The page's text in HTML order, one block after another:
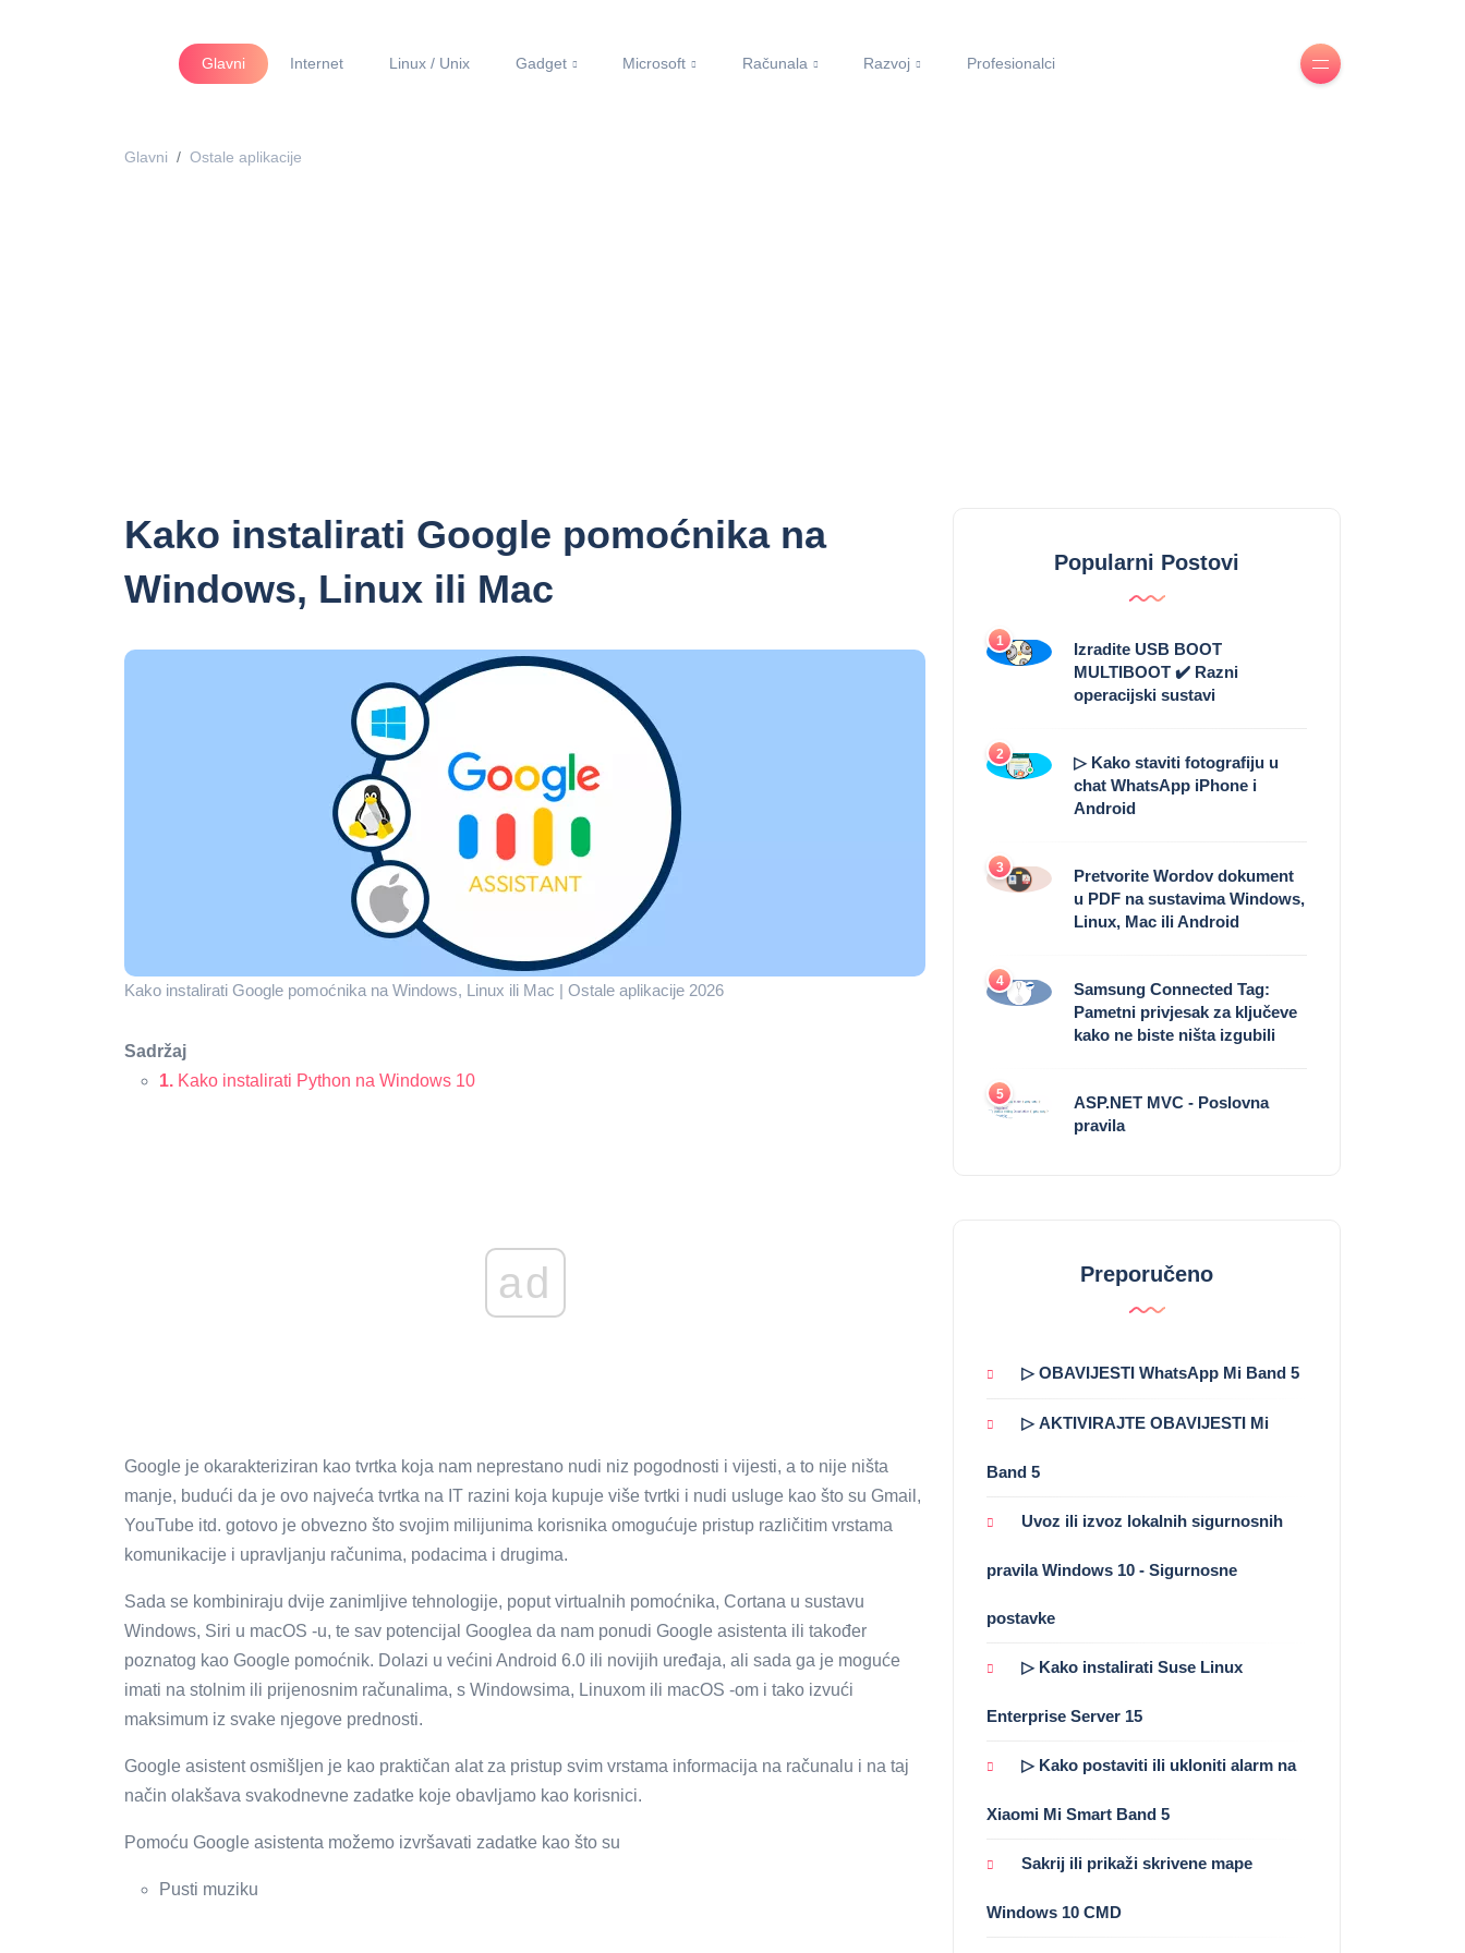
Glavni Internet Linux / Unix Gadget Microsoft Računala Razvoj Profesionalci
Glavni Ostale aplikacije
Kako instalirati Google pomoćnika na
Windows, Linux ili Mac
Kako instalirati Google pomoćnika na Windows, Linux ili Mac | Ostale aplikacije 2026
Sadržaj
1. Kako instalirati Python na Windows 10
ad
Google je okarakteriziran kao tvrtka koja nam neprestano nudi niz pogodnosti i vijesti, a to nije ništa
manje, budući da je ovo najveća tvrtka na IT razini koja kupuje više tvrtki i nudi usluge kao što su Gmail,
YouTube itd. gotovo je obvezno što svojim milijunima korisnika omogućuje pristup različitim vrstama
komunikacije i upravljanju računima, podacima i drugima.
Sada se kombiniraju dvije zanimljive tehnologije, poput virtualnih pomoćnika, Cortana u sustavu
Windows, Siri u macOS -u, te sav potencijal Googlea da nam ponudi Google asistenta ili također
poznatog kao Google pomoćnik. Dolazi u većini Android 6.0 ili novijih uređaja, ali sada ga je moguće
imati na stolnim ili prijenosnim računalima, s Windowsima, Linuxom ili macOS -om i tako izvući
maksimum iz svake njegove prednosti.
Google asistent osmišljen je kao praktičan alat za pristup svim vrstama informacija na računalu i na taj
način olakšava svakodnevne zadatke koje obavljamo kao korisnici.
Pomoću Google asistenta možemo izvršavati zadatke kao što su
Pusti muziku
Popularni Postovi
1
Izradite USB BOOT
MULTIBOOT ✔️ Razni
operacijski sustavi
2
▷ Kako staviti fotografiju u
chat WhatsApp iPhone i
Android
3
Pretvorite Wordov dokument
u PDF na sustavima Windows,
Linux, Mac ili Android
4
Samsung Connected Tag:
Pametni privjesak za ključeve
kako ne biste ništa izgubili
5
ASP.NET MVC - Poslovna
pravila
Preporučeno
▷ OBAVIJESTI WhatsApp Mi Band 5
▷ AKTIVIRAJTE OBAVIJESTI Mi
Band 5
Uvoz ili izvoz lokalnih sigurnosnih
pravila Windows 10 - Sigurnosne
postavke
▷ Kako instalirati Suse Linux
Enterprise Server 15
▷ Kako postaviti ili ukloniti alarm na
Xiaomi Mi Smart Band 5
Sakrij ili prikaži skrivene mape
Windows 10 CMD